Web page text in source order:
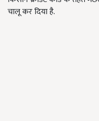
चालू कर दिया है.